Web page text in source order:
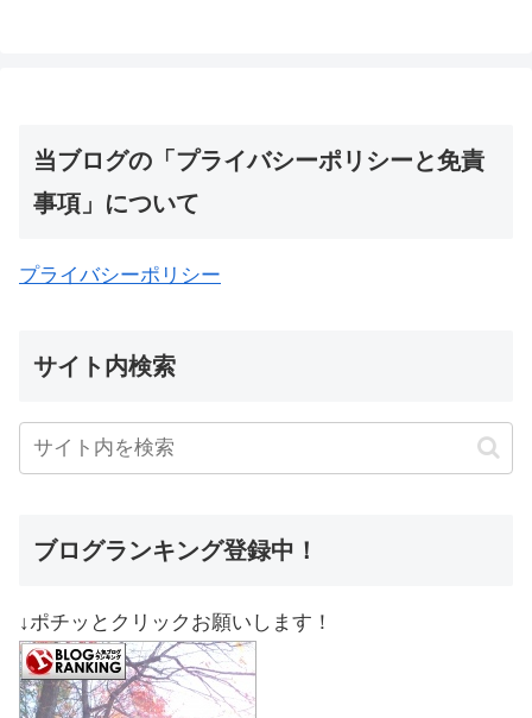
当ブログの「プライバシーポリシーと免責
事項」について
プライバシーポリシー
サイト内検索
ブログランキング登録中！
↓ポチッとクリックお願いします！